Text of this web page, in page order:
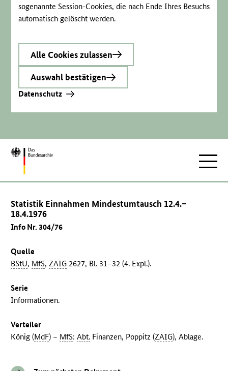
sogenannte Session-Cookies, die nach Ende Ihres Besuchs
automatisch gelöscht werden.
Alle Cookies zulassen
Auswahl bestätigen
Datenschutz
Zur
Statistik Einnahmen Mindestumtausch 12.4.–
18.4.1976
Info Nr. 304/76
Quelle
BStU, MfS,ZAIG 2627, Bl. 31–32 (4. Expl.).
Serie
Informationen.
Verteiler
König (MdF) – MfS:Abt. Finanzen, Poppitz (ZAIG), Ablage.